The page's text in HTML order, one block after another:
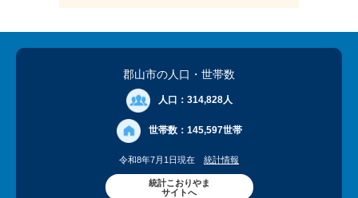
郡山市の人口 ・世帯数
人口： 314,828人
世帯数： 145,597世帯
令和8年7月1日現在 統計情報
統計こおりやま
サイトへ